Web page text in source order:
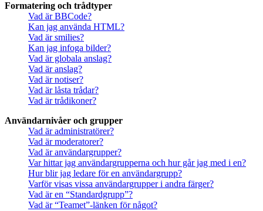
Formatering och trådtyper
Vad är BBCode?
Kan jag använda HTML?
Vad är smilies?
Kan jag infoga bilder?
Vad är globala anslag?
Vad är anslag?
Vad är notiser?
Vad är låsta trådar?
Vad är trådikoner?
Användarnivåer och grupper
Vad är administratörer?
Vad är moderatorer?
Vad är användargrupper?
Var hittar jag användargrupperna och hur går jag med i en?
Hur blir jag ledare för en användargrupp?
Varför visas vissa användargrupper i andra färger?
Vad är en “Standardgrupp”?
Vad är “Teamet”-länken för något?